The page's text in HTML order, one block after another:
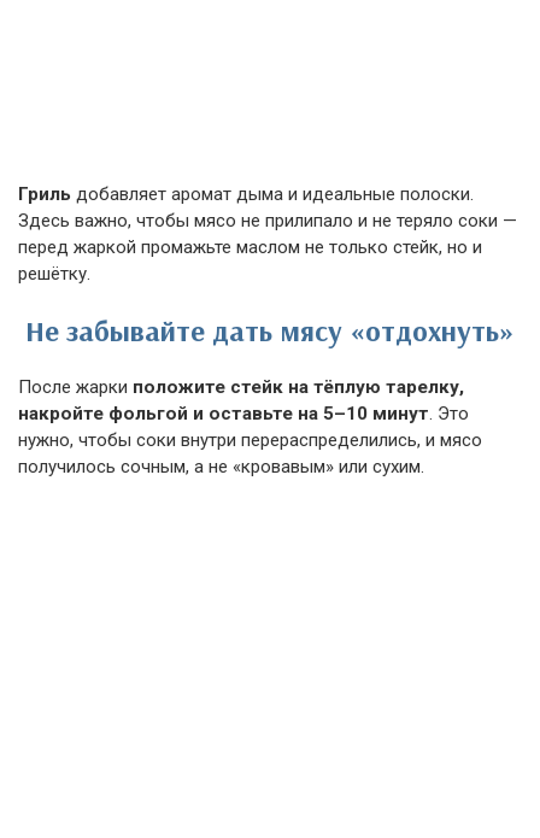
Гриль добавляет аромат дыма и идеальные полоски.
Здесь важно, чтобы мясо не прилипало и не теряло соки —
перед жаркой промажьте маслом не только стейк, но и
решётку.
Не забывайте дать мясу «отдохнуть»
После жарки положите стейк на тёплую тарелку,
накройте фольгой и оставьте на 5–10 минут. Это
нужно, чтобы соки внутри перераспределились, и мясо
получилось сочным, а не «кровавым» или сухим.